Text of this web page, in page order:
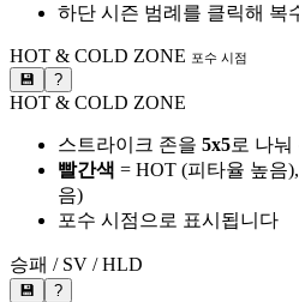
하단 시즌 범례를 클릭해 복
HOT & COLD ZONE 포수 시점
💾 ?
HOT & COLD ZONE
스트라이크 존을 5x5로 나눠
빨간색 = HOT (피타율 높음),
음)
포수 시점으로 표시됩니다
승패 / SV / HLD
💾 ?